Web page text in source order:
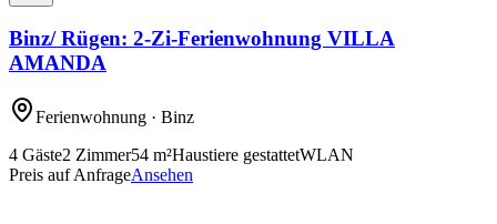
Binz/ Rügen: 2-Zi-Ferienwohnung VILLA
AMANDA
Ferienwohnung · Binz
4 Gäste2 Zimmer54 m²Haustiere gestattetWLAN
Preis auf AnfrageAnsehen